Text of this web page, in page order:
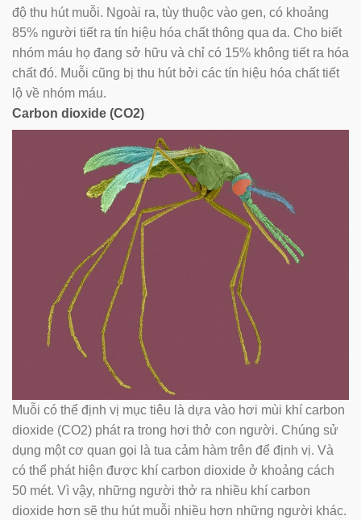
độ thu hút muỗi. Ngoài ra, tùy thuộc vào gen, có khoảng
85% người tiết ra tín hiệu hóa chất thông qua da. Cho biết
nhóm máu họ đang sở hữu và chỉ có 15% không tiết ra hóa
chất đó. Muỗi cũng bị thu hút bởi các tín hiệu hóa chất tiết
lộ về nhóm máu.
Carbon dioxide (CO2)
Muỗi có thể định vị mục tiêu là dựa vào hơi mùi khí carbon
dioxide (CO2) phát ra trong hơi thở con người. Chúng sử
dụng một cơ quan gọi là tua cảm hàm trên để định vị. Và
có thể phát hiện được khí carbon dioxide ở khoảng cách
50 mét. Vì vậy, những người thở ra nhiều khí carbon
dioxide hơn sẽ thu hút muỗi nhiều hơn những người khác.